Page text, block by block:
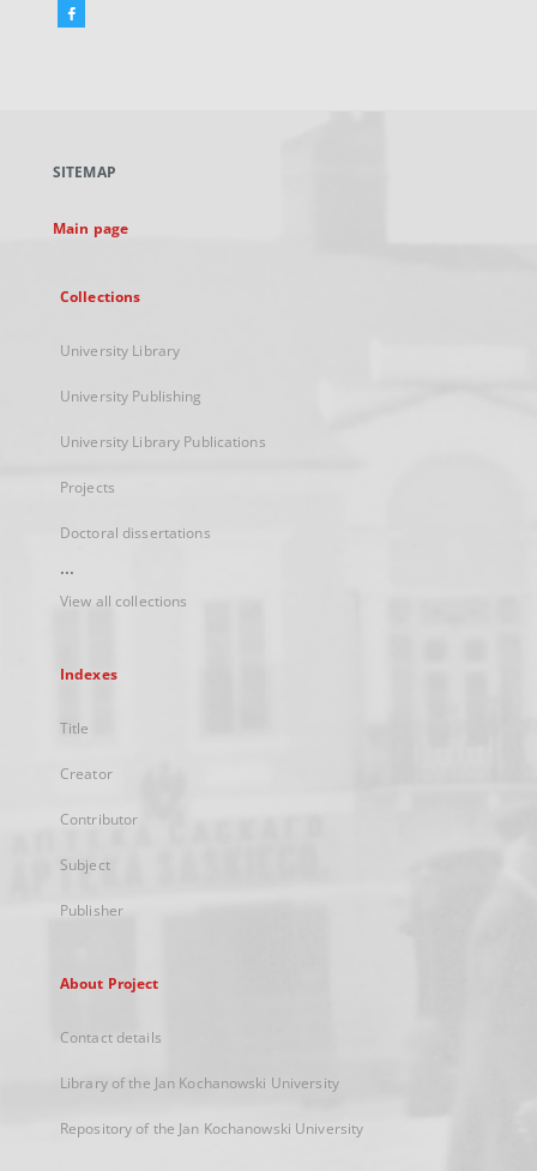
Facebook
new
SITEMAP
Main page
Collections
University Library
University Publishing
University Library Publications
Projects
Doctoral dissertations
...
View all collections
Indexes
Title
Creator
Contributor
Subject
Publisher
About Project
Contact details
Library of the Jan Kochanowski University
Repository of the Jan Kochanowski University